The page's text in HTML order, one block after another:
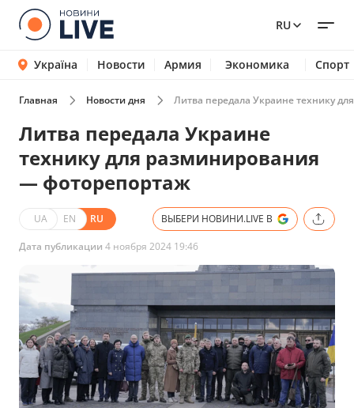
RU
Україна Новости Армия Экономика Спорт
Главная Новости дня Литва передала Украине технику
Литва передала Украине
технику для разминирования
— фоторепортаж
UA EN RU ВЫБЕРИ НОВИНИ.LIVE В
Дата публикации 4 ноября 2024 19:46